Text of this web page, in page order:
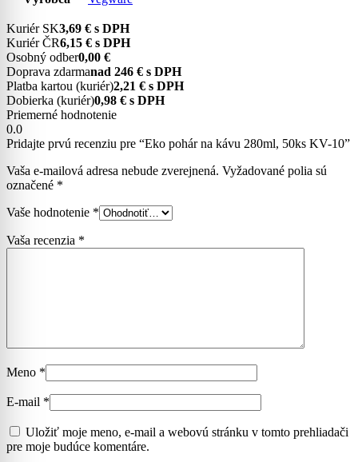
Kuriér SK3,69 € s DPH
Kuriér ČR6,15 € s DPH
Osobný odber0,00 €
Doprava zdarmanad 246 € s DPH
Platba kartou (kuriér)2,21 € s DPH
Dobierka (kuriér)0,98 € s DPH
Priemerné hodnotenie
0.0
Pridajte prvú recenziu pre “Eko pohár na kávu 280ml, 50ks KV-10”
Vaša e-mailová adresa nebude zverejnená. Vyžadované polia sú
označené *
Vaše hodnotenie *
Vaša recenzia *
Meno *
E-mail *
Uložiť moje meno, e-mail a webovú stránku v tomto prehliadači
pre moje budúce komentáre.